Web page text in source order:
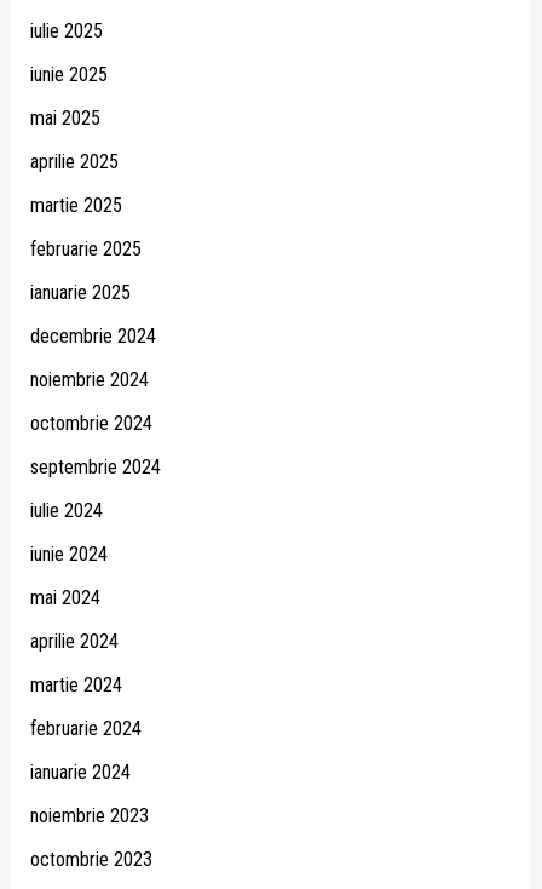
iulie 2025
iunie 2025
mai 2025
aprilie 2025
martie 2025
februarie 2025
ianuarie 2025
decembrie 2024
noiembrie 2024
octombrie 2024
septembrie 2024
iulie 2024
iunie 2024
mai 2024
aprilie 2024
martie 2024
februarie 2024
ianuarie 2024
noiembrie 2023
octombrie 2023